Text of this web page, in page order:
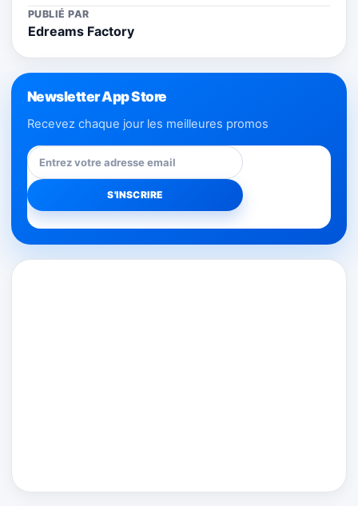
PUBLIÉ PAR
Edreams Factory
Newsletter App Store
Recevez chaque jour les meilleures promos